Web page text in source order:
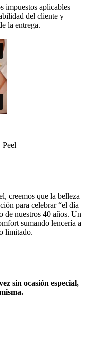
impuestos aplicables
del cliente y
la entrega.
Peel
creemos que la belleza
para celebrar “el día
de nuestros 40 años. Un
sumando lencería a
limitado.
sin ocasión especial,